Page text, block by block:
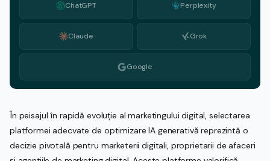
ChatGPT Perplexity
Claude Grok
Google
În peisajul în rapidă evoluție al marketingului digital, selectarea
platformei adecvate de optimizare IA generativă reprezintă o
decizie pivotală pentru marketerii digitali, proprietarii de afaceri